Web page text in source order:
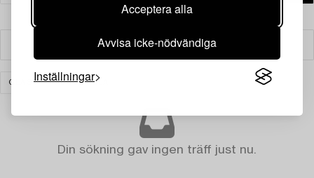
Acceptera alla
Avvisa icke-nödvändiga
Inställningar
Filter
GLAS RENSA ALLA
Din sökning gav ingen träff just nu.